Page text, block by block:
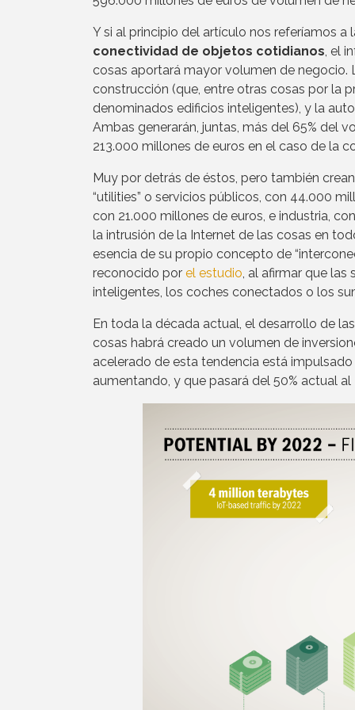
Y si al principio del artículo nos referíamos
conectividad de objetos cotidianos , el
cosas aportará mayor volumen de negocio.
construcción (que, entre otras cosas por la
denominados edificios inteligentes), y la
Ambas generarán, juntas, más del 65% del
213.000 millones de euros en el caso de la
Muy por detrás de éstos, pero también
“utilities” o servicios públicos, con 44.000
con 21.000 millones de euros, e industria,
la intrusión de la Internet de las cosas en
esencia de su propio concepto de
reconocido por el estudio , al afirmar que
inteligentes, los coches conectados o los
En toda la década actual, el desarrollo de
cosas habrá creado un volumen de
acelerado de esta tendencia está
aumentando, y que pasará del 50% actual